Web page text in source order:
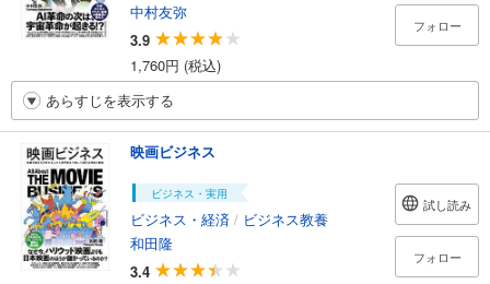
中村友弥
3.9
1,760円 (税込)
フォロー
あらすじを表示する
映画ビジネス
ビジネス・実用
ビジネス・経済 / ビジネス教養
和田隆
3.4
試し読み
フォロー